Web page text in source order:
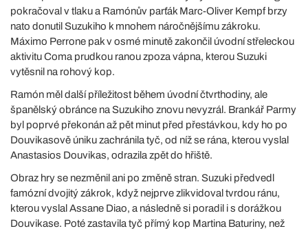
pokračoval v tlaku a Ramónův parťák Marc-Oliver Kempf brzy
nato donutil Suzukiho k mnohem náročnějšímu zákroku.
Máximo Perrone pak v osmé minutě zakončil úvodní střeleckou
aktivitu Coma prudkou ranou zpoza vápna, kterou Suzuki
vytěsnil na rohový kop.
Ramón měl další příležitost během úvodní čtvrthodiny, ale
španělský obránce na Suzukiho znovu nevyzrál. Brankář Parmy
byl poprvé překonán až pět minut před přestávkou, kdy ho po
Douvikasově úniku zachránila tyč, od níž se rána, kterou vyslal
Anastasios Douvikas, odrazila zpět do hřiště.
Obraz hry se nezměnil ani po změně stran. Suzuki předvedl
famózní dvojitý zákrok, když nejprve zlikvidoval tvrdou ránu,
kterou vyslal Assane Diao, a následně si poradil i s dorážkou
Douvikase. Poté zastavila tyč přímý kop Martina Baturiny, než